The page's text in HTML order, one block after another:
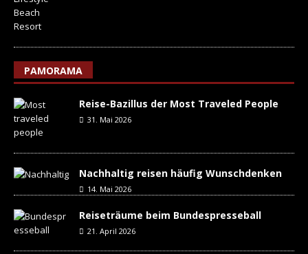
PAMORAMA
Reise-Bazillus der Most Traveled People
31. Mai 2026
Nachhaltig reisen häufig Wunschdenken
14. Mai 2026
Reiseträume beim Bundespresseball
21. April 2026